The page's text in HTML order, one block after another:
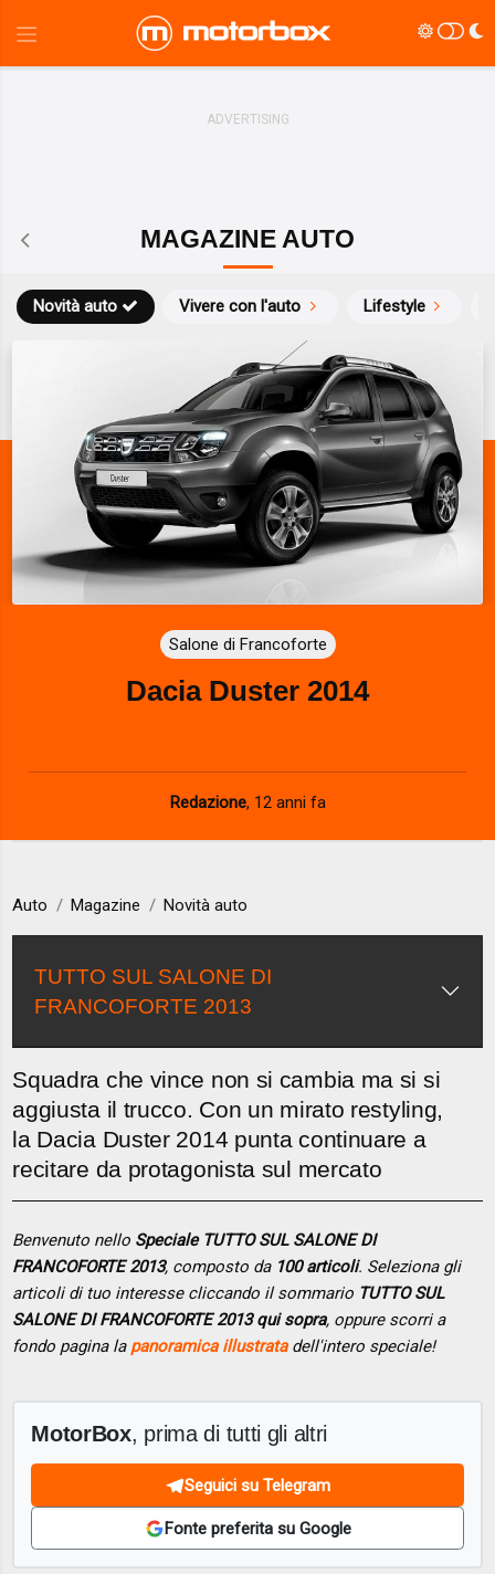
MAGAZINE AUTO
Novità auto Vivere con l'auto Lifestyle
Salone di Francoforte
Dacia Duster 2014
Redazione, 12 anni fa
Auto Magazine Novità auto
TUTTO SUL SALONE DI
FRANCOFORTE 2013
Squadra che vince non si cambia ma si si
aggiusta il trucco. Con un mirato restyling,
la Dacia Duster 2014 punta continuare a
recitare da protagonista sul mercato
Benvenuto nello Speciale TUTTO SUL SALONE DI
FRANCOFORTE 2013, composto da 100 articoli. Seleziona gli
articoli di tuo interesse cliccando il sommario TUTTO SUL
SALONE DI FRANCOFORTE 2013 qui sopra, oppure scorri a
fondo pagina la panoramica illustratadell'intero speciale!
MotorBox, prima di tutti gli altri
Seguici su Telegram
Fonte preferita su Google